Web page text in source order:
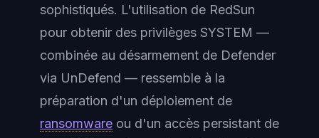
sophistiqués. L'utilisation de RedSun
pour obtenir des privilèges SYSTEM —
combinée au désarmement de Defender
via UnDefend — ressemble à la
préparation d'un déploiement de
ransomware ou d'un accès persistant de